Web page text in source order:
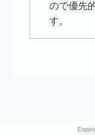
ので優先
す。